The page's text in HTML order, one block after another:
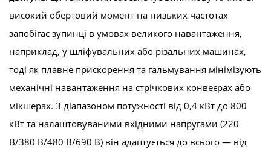
високий обертовий момент на низьких частотах
запобігає зупинці в умовах великого навантаження,
наприклад, у шліфувальних або різальних машинах,
тоді як плавне прискорення та гальмування мінімізують
механічні навантаження на стрічкових конвеєрах або
мікшерах. З діапазоном потужності від 0,4 кВт до 800
кВт та налаштовуваними вхідними напругами (220
В/380 В/480 В/690 В) він адаптується до всього — від